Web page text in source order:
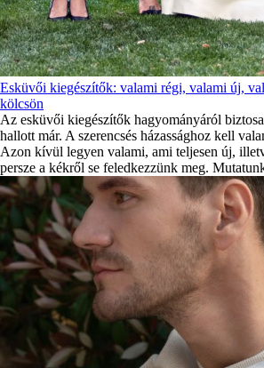
Esküvői kiegészítők: valami régi, valami új,
kölcsön
Az esküvői kiegészítők hagyományáról
hallott már. A szerencsés házassághoz kell
Azon kívül legyen valami, ami teljesen új,
persze a kékről se feledkezzünk meg.